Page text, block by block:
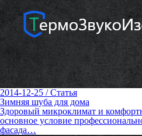
2014-12-25 / Статья
Зимняя шуба для дома
Здоровый микроклимат и
основное условие
фасада…